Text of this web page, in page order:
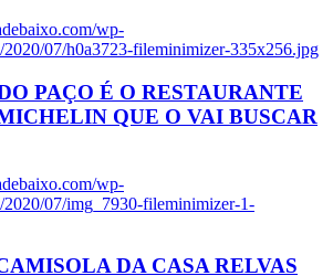
wp-
2020/07/h0a3723-fileminimizer-335x256.jpg
PAÇO É O RESTAURANTE
QUE O VAI BUSCAR
wp-
2020/07/img_7930-fileminimizer-1-
DA CASA RELVAS